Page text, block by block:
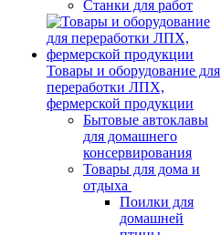
Станки для работ
Товары и оборудование для
переработки ЛПХ,
фермерской продукции
Бытовые автоклавы
для домашнего
консервирования
Товары для дома и
отдыха
Поилки для
домашней